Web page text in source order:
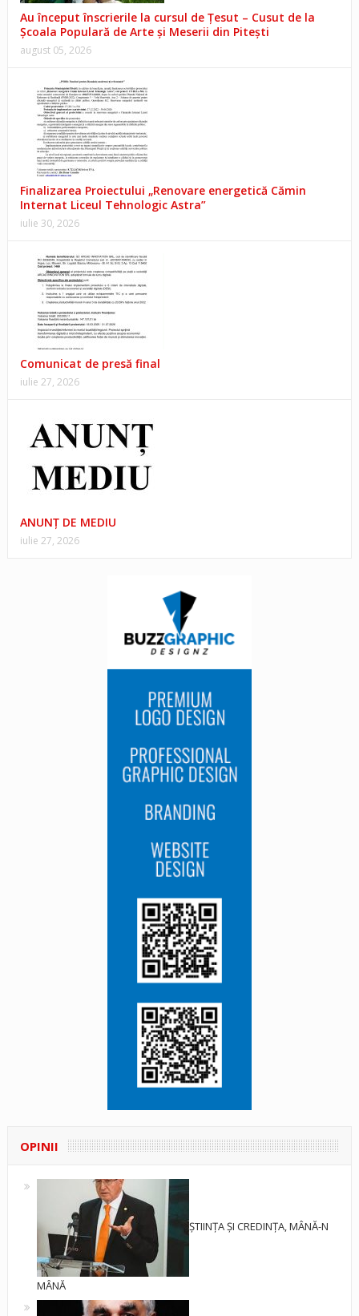
Au început înscrierile la cursul de Țesut – Cusut de la
Școala Populară de Arte și Meserii din Pitești
august 05, 2026
Finalizarea Proiectului „Renovare energetică Cămin
Internat Liceul Tehnologic Astra”
iulie 30, 2026
Comunicat de presă final
iulie 27, 2026
ANUNŢ DE MEDIU
iulie 27, 2026
OPINII
ȘTIINȚA ȘI CREDINȚA, MÂNĂ-N
MÂNĂ